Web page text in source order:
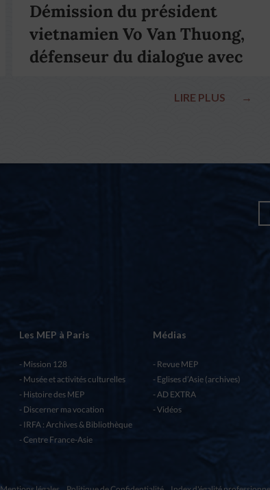
Démission du président
vietnamien Vo Van Thuong,
défenseur du dialogue avec
LIRE PLUS →
Les MEP à Paris
Mission 128
Musée et activités culturelles
Histoire des MEP
Discerner ma vocation
IRFA : Archives & Bibliothèque
Centre France-Asie
Médias
Revue MEP
Eglises d’Asie (archives)
AD EXTRA
Vidéos